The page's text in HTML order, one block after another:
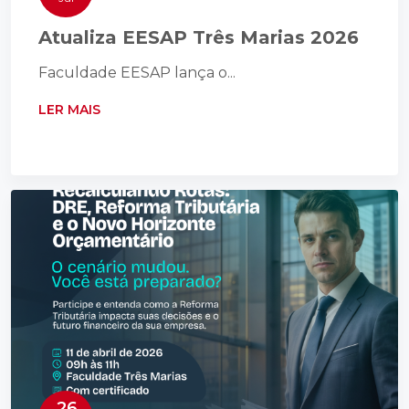
Atualiza EESAP Três Marias 2026
Faculdade EESAP lança o...
LER MAIS